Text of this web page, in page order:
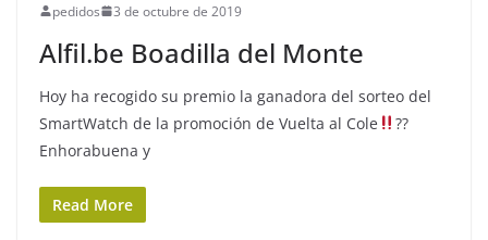
pedidos 3 de octubre de 2019
Alfil.be Boadilla del Monte
Hoy ha recogido su premio la ganadora del sorteo del
SmartWatch de la promoción de Vuelta al Cole
??
Enhorabuena y
Read More